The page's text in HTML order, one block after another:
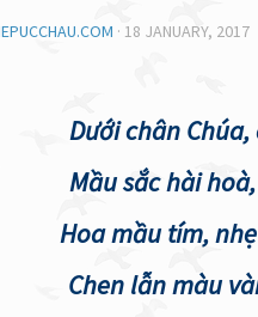
· 18 JANUARY, 2017
Dưới chân
Mầu sắc hài
Hoa mầu tím,
Chen lẫn màu